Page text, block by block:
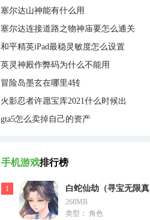
塞尔达山神能有什么用
塞尔达连接道路之物神庙要怎么通关
和平精英iPad最稳灵敏度怎么设置
英灵神殿作弊码为什么不能用
冒险岛墨玄在哪里4转
火影忍者许愿宝库2021什么时候出
gta5怎么卖掉自己的资产
手机游戏排行榜
1
白蛇仙劫（寻宝无限真
充）
268MB
类型： 角色